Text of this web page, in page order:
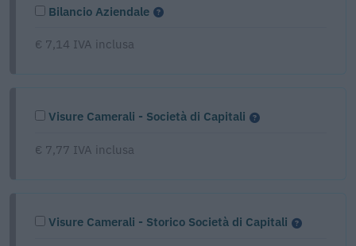
Bilancio Aziendale
€ 7,14 IVA inclusa
Visure Camerali - Società di Capitali
€ 7,77 IVA inclusa
Visure Camerali - Storico Società di Capitali